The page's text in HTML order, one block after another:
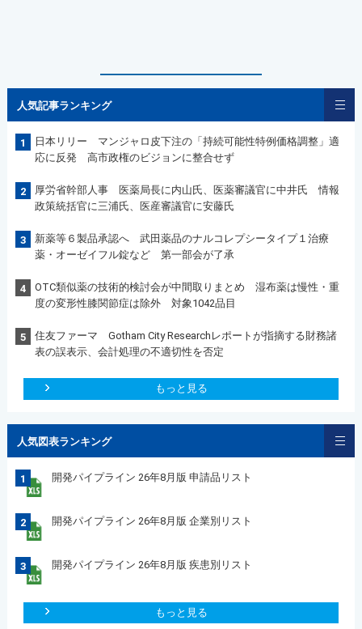
人気記事ランキング
1
日本リリー マンジャロ皮下注の「持続可能性特例価格調整」適
応に反発 高市政権のビジョンに整合せず
2
厚労省幹部人事 医薬局長に内山氏、医薬審議官に中井氏 情報
政策統括官に三浦氏、医産審議官に安藤氏
3
新薬等６製品承認へ 武田薬品のナルコレプシータイプ１治療
薬・オーゼイフル錠など 第一部会が了承
4
OTC類似薬の技術的検討会が中間取りまとめ 湿布薬は慢性・重
度の変形性膝関節症は除外 対象1042品目
5
住友ファーマ Gotham City Researchレポートが指摘する財務諸
表の誤表示、会計処理の不適切性を否定
もっと見る
人気図表ランキング
1 開発パイプライン 26年8月版 申請品リスト
2 開発パイプライン 26年8月版 企業別リスト
3 開発パイプライン 26年8月版 疾患別リスト
もっと見る